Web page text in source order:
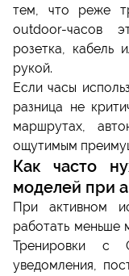
тем, что реже
outdoor-часов
розетка, кабель
рукой.
Если часы
разница не
маршрутах,
ощутимым
Как часто
моделей при
При активном
работать меньше
Тренировки с
уведомления,